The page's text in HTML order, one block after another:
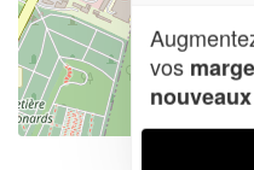
Leaflet| Map
vos